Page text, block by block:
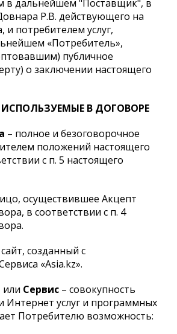
в дальнейшем "Поставщик", в
Р.В. действующего на
и потребителем услуг,
«Потребитель»,
публичное
о заключении настоящего
ИСПОЛЬЗУЕМЫЕ В ДОГОВОРЕ
– полное и безоговорочное
положений настоящего
с п. 5 настоящего
осуществившее Акцепт
в соответствии с п. 4
созданный с
«Asia.kz».
или Сервис – совокупность
Интернет услуг и программных
Потребителю возможность: